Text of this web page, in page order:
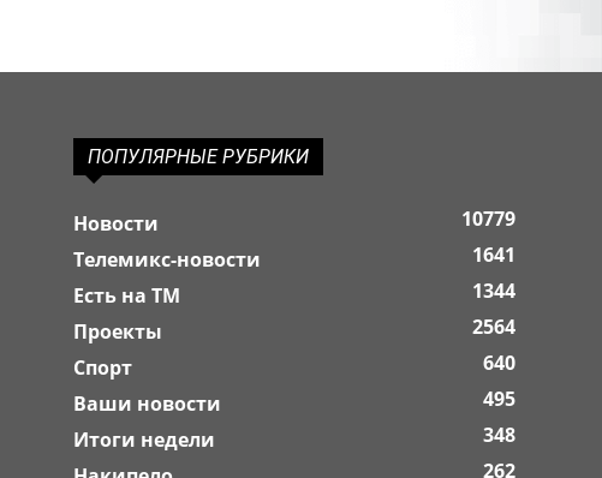
ПОПУЛЯРНЫЕ РУБРИКИ
Новости
10779
Телемикс-новости
1641
Есть на ТМ
1344
Проекты
2564
Спорт
640
Ваши новости
495
Итоги недели
348
262